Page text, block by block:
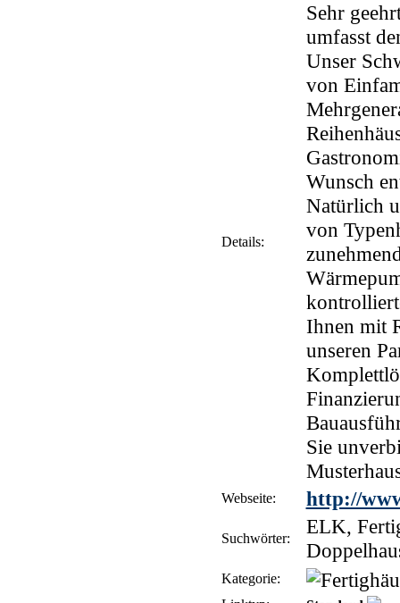
Details:
Sehr
umfasst
Unser
von
Wunsch
Natürlich
von
Ihnen mit
unseren
Sie
Webseite: http://
Suchwörter:
ELK,
Kategorie: